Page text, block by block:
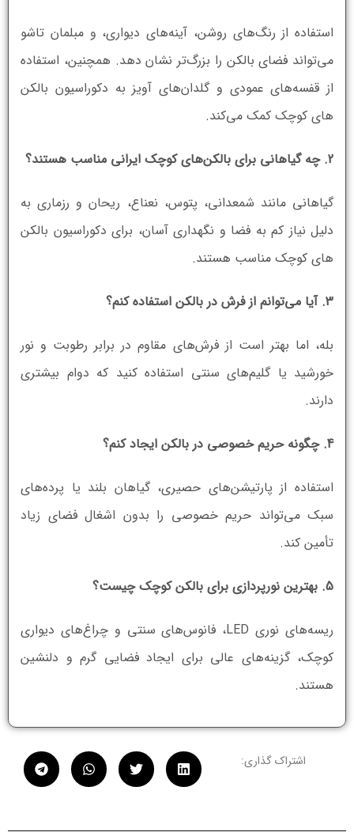
استفاده از رنگ‌های روشن، آینه‌های دیواری، و مبلمان تاشو
می‌تواند فضای بالکن را بزرگ‌تر نشان دهد. همچنین، استفاده
از قفسه‌های عمودی و گلدان‌های آویز به دکوراسیون بالکن
های کوچک کمک می‌کند.
2. چه گیاهانی برای بالکن‌های کوچک ایرانی مناسب هستند؟
گیاهانی مانند شمعدانی، پتوس، نعناع، ریحان و رزماری به
دلیل نیاز کم به فضا و نگهداری آسان، برای دکوراسیون بالکن
های کوچک مناسب هستند.
3. آیا می‌توانم از فرش در بالکن استفاده کنم؟
بله، اما بهتر است از فرش‌های مقاوم در برابر رطوبت و نور
خورشید یا گلیم‌های سنتی استفاده کنید که دوام بیشتری
دارند.
4. چگونه حریم خصوصی در بالکن ایجاد کنم؟
استفاده از پارتیشن‌های حصیری، گیاهان بلند یا پرده‌های
سبک می‌تواند حریم خصوصی را بدون اشغال فضای زیاد
تأمین کند.
5. بهترین نورپردازی برای بالکن کوچک چیست؟
ریسه‌های نوری LED، فانوس‌های سنتی و چراغ‌های دیواری
کوچک، گزینه‌های عالی برای ایجاد فضایی گرم و دلنشین
هستند.
اشتراک گذاری: